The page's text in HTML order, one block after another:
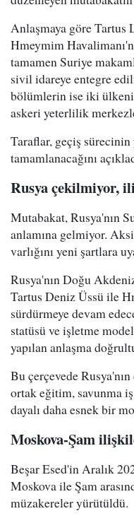
Anlaşmaya göre Tartus
Hmeymim
tamamen Suriye
sivil idareye entegre
bölümlerin ise iki
askeri yeterlilik
Taraflar, geçiş
tamamlanacağını
Rusya çekilmiyor,
Mutabakat, Rusya'nın
anlamına gelmiyor.
varlığını yeni şartlara
Rusya'nın Doğu
Tartus Deniz Üssü ile
sürdürmeye devam
statüsü ve işletme
yapılan anlaşma
Bu çerçevede
ortak eğitim, savunma
dayalı daha esnek bir
Moskova-Şam
Beşar Esed'in Aralık
Moskova ile Şam
müzakereler yürütüldü.